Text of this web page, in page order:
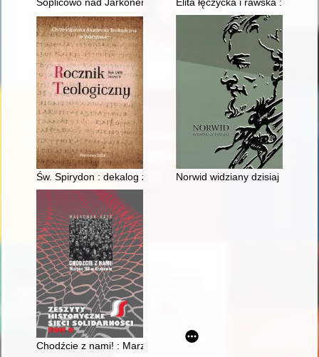
Św. Spirydon : dekalog żywotem zapisany = St. Spyridon : the
Norwid widziany dzisiaj : praca
Chodźcie z nami! : Marzec '68 w Krakowie